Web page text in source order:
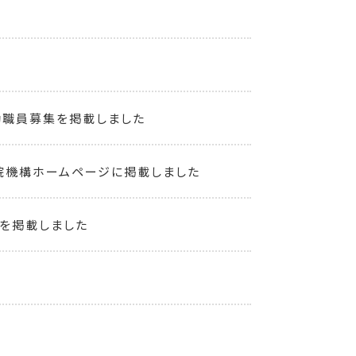
員募集を掲載しました
構ホームページに掲載しました
掲載しました